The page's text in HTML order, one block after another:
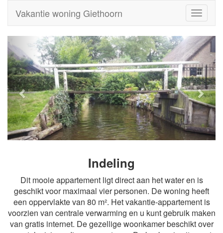
Toggle
Vakantie woning Giethoorn
Indeling
Dit mooie appartement ligt direct aan het water en is
geschikt voor maximaal vier personen. De woning heeft
een oppervlakte van 80 m². Het vakantie-appartement is
voorzien van centrale verwarming en u kunt gebruik maken
van gratis internet. De gezellige woonkamer beschikt over